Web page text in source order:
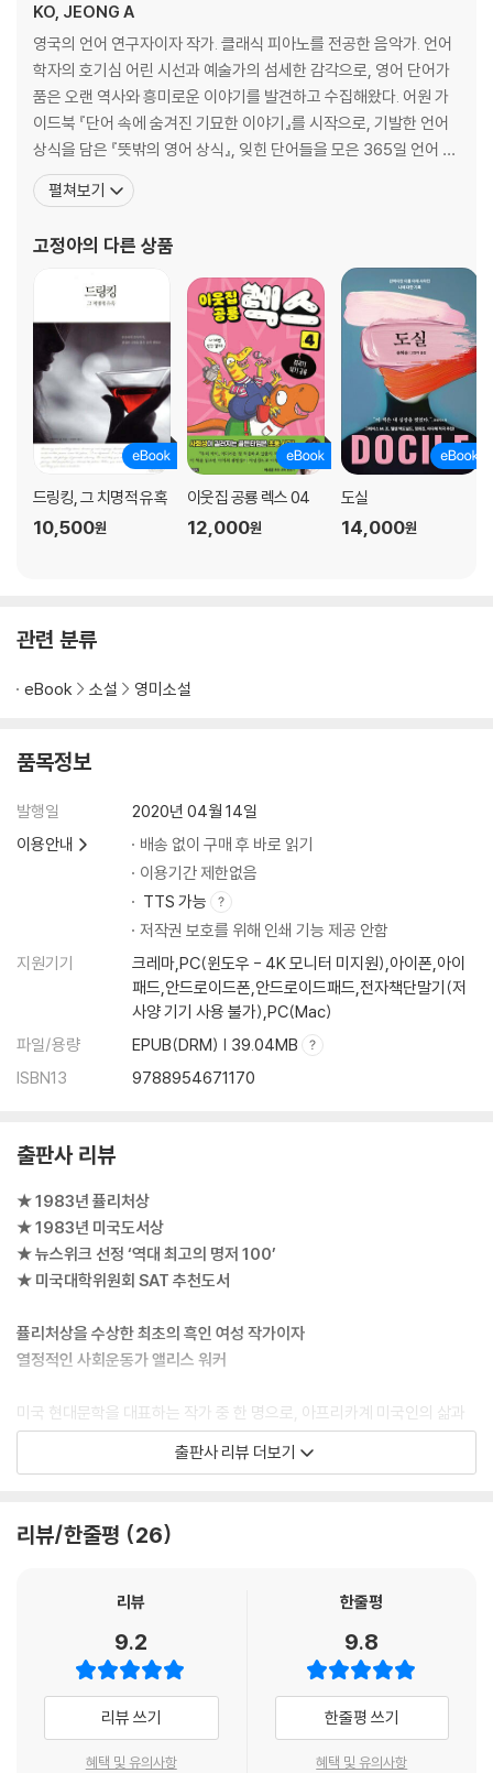
KO, JEONG A
영국의 언어 연구자이자 작가. 클래식 피아노를 전공한 음악가. 언어
학자의 호기심 어린 시선과 예술가의 섬세한 감각으로, 영어 단어가
품은 오랜 역사와 흥미로운 이야기를 발견하고 수집해왔다. 어원 가
이드북 『단어 속에 숨겨진 기묘한 이야기』를 시작으로, 기발한 언어
상식을 담은 『뜻밖의 영어 상식』, 잊힌 단어들을 모은 365일 언어 연
감 『기이한 언어들의 방』 등을 집필했다. 2020년에 출간한 『마음을
다독이는 단어들의 방』은 “지친 마음을 다독이는 언어 처방전”이라
단과 독자의 극찬을 받았다. 지금까지
펼쳐보기
고정아의 다른 상품
드링킹, 그 치명적 유혹
10,500원
이웃집 공룡 렉스 04
12,000원
도실
14,000원
관련 분류
eBook 소설 영미소설
품목정보
발행일
2020년 04월 14일
이용안내
배송 없이 구매 후 바로 읽기
이용기간 제한없음
TTS 가능
저작권 보호를 위해 인쇄 기능 제공 안함
지원기기
크레마,PC(윈도우 - 4K 모니터 미지원),아이폰,아이
패드,안드로이드폰,안드로이드패드,전자책단말기(저
사양 기기 사용 불가),PC(Mac)
파일/용량
EPUB(DRM) | 39.04MB
ISBN13
9788954671170
출판사 리뷰
★ 1983년 퓰리처상
★ 1983년 미국도서상
★ 뉴스위크 선정 ‘역대 최고의 명저 100’
★ 미국대학위원회 SAT 추천도서
퓰리처상을 수상한 최초의 흑인 여성 작가이자
열정적인 사회운동가 앨리스 워커
미국 현대문학을 대표하는 작가 중 한 명으로, 아프리카계 미국인의 삶과
문화, 역사를 조명해온 앨리스 워커는 1944년 미국 조지아주 이턴턴에서
태어났다. 부모는 모두 소작농이었으며 워커는 여덟 남매 중 막내였다. 여
자신이 “속한 세상이 너무나도 힘들어 책을 자신의 세상으로” 삼았다. 몇
전히 스스로를 아웃사이더라고 느꼈다. 1961년 장애인 장학금을 받아 애
가인 하워드 진과 스토턴 린드의 영향으로 흑인민권운동에 관심을 갖기 시
작했다. 이 년 뒤 뉴욕의 세라로런스대학교로 편입했고, 졸업 후 인권운동
을 위해 남부로 귀향해 조지아주와 미시시피주에서 흑인 유권자 등록 운동
을 펼쳤으며 이때 만난 유대인 변호사 멜빈 로즌먼 레벤탈과 1967년 결혼
출판사 리뷰 더보기
리뷰/한줄평 26
리뷰
9.2
리뷰 쓰기
혜택 및 유의사항
한줄평
9.8
한줄평 쓰기
혜택 및 유의사항